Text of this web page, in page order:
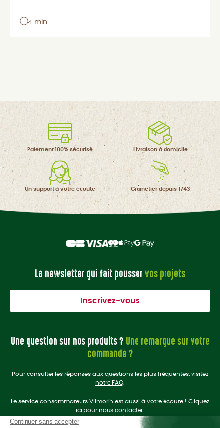
4 min.
Paiement 100% sécurisé Livraison à domicile
Un support à votre écoute Grainetierdepuis 1743
La newsletter qui fait pousservos projets
Inscrivez-vous
Une question sur nos produits ? Une remarque sur votre
commande ?
Pour consulter les réponses aux questions les plus fréquentes, visitez
notre FAQ
Le service consommateurs Vilmorin est aussi à votre écoute ! Cliquez
ici pour nous contacter.
On se retrouve sur lesréseaux sociaux